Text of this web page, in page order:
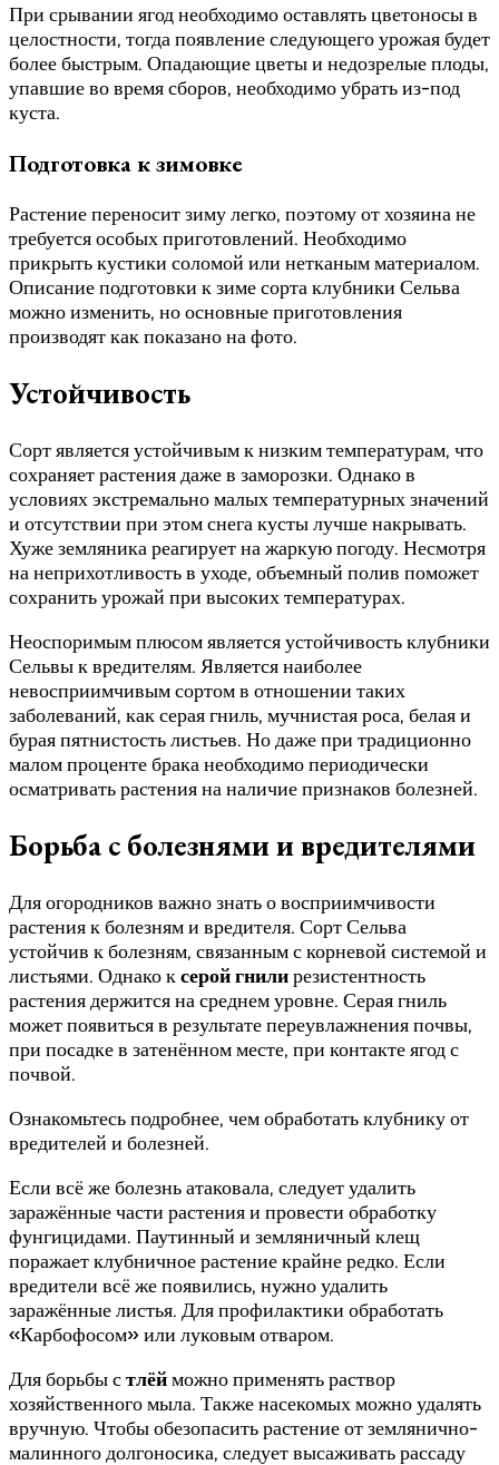
При срывании ягод необходимо оставлять цветоносы в
целостности, тогда появление следующего урожая будет
более быстрым. Опадающие цветы и недозрелые плоды,
упавшие во время сборов, необходимо убрать из-под
куста.
Подготовка к зимовке
Растение переносит зиму легко, поэтому от хозяина не
требуется особых приготовлений. Необходимо
прикрыть кустики соломой или нетканым материалом.
Описание подготовки к зиме сорта клубники Сельва
можно изменить, но основные приготовления
производят как показано на фото.
Устойчивость
Сорт является устойчивым к низким температурам, что
сохраняет растения даже в заморозки. Однако в
условиях экстремально малых температурных значений
и отсутствии при этом снега кусты лучше накрывать.
Хуже земляника реагирует на жаркую погоду. Несмотря
на неприхотливость в уходе, объемный полив поможет
сохранить урожай при высоких температурах.
Неоспоримым плюсом является устойчивость клубники
Сельвы к вредителям. Является наиболее
невосприимчивым сортом в отношении таких
заболеваний, как серая гниль, мучнистая роса, белая и
бурая пятнистость листьев. Но даже при традиционно
малом проценте брака необходимо периодически
осматривать растения на наличие признаков болезней.
Борьба с болезнями и вредителями
Для огородников важно знать о восприимчивости
растения к болезням и вредителя. Сорт Сельва
устойчив к болезням, связанным с корневой системой и
листьями. Однако ксерой гнилирезистентность
растения держится на среднем уровне. Серая гниль
может появиться в результате переувлажнения почвы,
при посадке в затенённом месте, при контакте ягод с
почвой.
Ознакомьтесь подробнее, чем обработать клубнику от
вредителей и болезней.
Если всё же болезнь атаковала, следует удалить
заражённые части растения и провести обработку
фунгицидами. Паутинный и земляничный клещ
поражает клубничное растение крайне редко. Если
вредители всё же появились, нужно удалить
заражённые листья. Для профилактики обработать
«Карбофосом» или луковым отваром.
Для борьбы стлёйможно применять раствор
хозяйственного мыла. Также насекомых можно удалять
вручную. Чтобы обезопасить растение от землянично-
малинного долгоносика, следует высаживать рассаду